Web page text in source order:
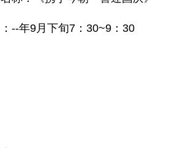
--年9月下旬7：30~9：30